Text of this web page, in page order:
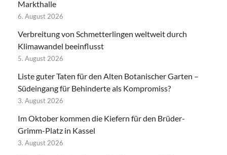
Markthalle
6. August 2026
Verbreitung von Schmetterlingen weltweit durch
Klimawandel beeinflusst
5. August 2026
Liste guter Taten für den Alten Botanischer Garten –
Südeingang für Behinderte als Kompromiss?
3. August 2026
Im Oktober kommen die Kiefern für den Brüder-
Grimm-Platz in Kassel
3. August 2026